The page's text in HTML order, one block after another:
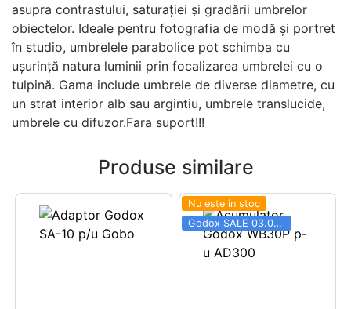
asupra contrastului, saturației și gradării umbrelor
obiectelor. Ideale pentru fotografia de modă și portret
în studio, umbrelele parabolice pot schimba cu
ușurință natura luminii prin focalizarea umbrelei cu o
tulpină. Gama include umbrele de diverse diametre, cu
un strat interior alb sau argintiu, umbrele translucide,
umbrele cu difuzor.Fara suport!!!
Produse similare
Nu este in stoc
Godox SALE 03.06 - 31.08